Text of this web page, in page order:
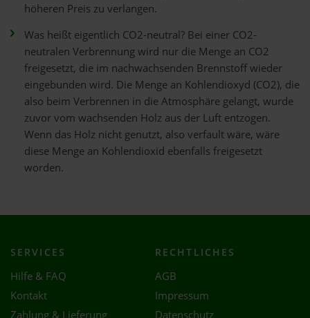
höheren Preis zu verlangen.
Was heißt eigentlich CO2-neutral? Bei einer CO2-
neutralen Verbrennung wird nur die Menge an CO2
freigesetzt, die im nachwachsenden Brennstoff wieder
eingebunden wird. Die Menge an Kohlendioxyd (CO2), die
also beim Verbrennen in die Atmosphäre gelangt, wurde
zuvor vom wachsenden Holz aus der Luft entzogen.
Wenn das Holz nicht genutzt, also verfault wäre, wäre
diese Menge an Kohlendioxid ebenfalls freigesetzt
worden.
SERVICES
Hilfe & FAQ
Kontakt
Zahlung & Lieferung
RECHTLICHES
AGB
Impressum
Datenschutz